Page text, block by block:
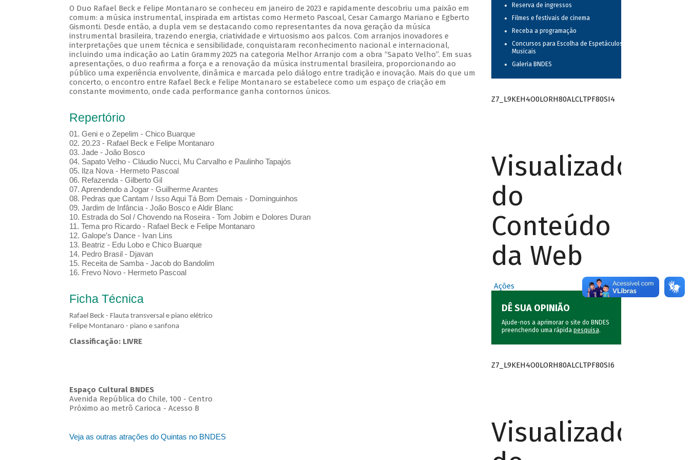
O Duo Rafael Beck e Felipe Montanaro se conheceu em janeiro de 2023 e rapidamente descobriu uma paixão em
comum: a música instrumental, inspirada em artistas como Hermeto Pascoal, Cesar Camargo Mariano e Egberto
Gismonti. Desde então, a dupla vem se destacando como representantes da nova geração da música
instrumental brasileira, trazendo energia, criatividade e virtuosismo aos palcos. Com arranjos inovadores e
interpretações que unem técnica e sensibilidade, conquistaram reconhecimento nacional e internacional,
incluindo uma indicação ao Latin Grammy 2025 na categoria Melhor Arranjo com a obra “Sapato Velho”. Em suas
apresentações, o duo reafirma a força e a renovação da música instrumental brasileira, proporcionando ao
público uma experiência envolvente, dinâmica e marcada pelo diálogo entre tradição e inovação. Mais do que um
concerto, o encontro entre Rafael Beck e Felipe Montanaro se estabelece como um espaço de criação em
constante movimento, onde cada performance ganha contornos únicos.
Repertório
01. Geni e o Zepelim - Chico Buarque
02. 20.23 - Rafael Beck e Felipe Montanaro
03. Jade - João Bosco
04. Sapato Velho - Cláudio Nucci, Mu Carvalho e Paulinho Tapajós
05. Ilza Nova - Hermeto Pascoal
06. Refazenda - Gilberto Gil
07. Aprendendo a Jogar - Guilherme Arantes
08. Pedras que Cantam / Isso Aqui Tá Bom Demais - Dominguinhos
09. Jardim de Infância - João Bosco e Aldir Blanc
10. Estrada do Sol / Chovendo na Roseira - Tom Jobim e Dolores Duran
11. Tema pro Ricardo - Rafael Beck e Felipe Montanaro
12. Galope’s Dance - Ivan Lins
13. Beatriz - Edu Lobo e Chico Buarque
14. Pedro Brasil - Djavan
15. Receita de Samba - Jacob do Bandolim
16. Frevo Novo - Hermeto Pascoal
Ficha Técnica
Rafael Beck - Flauta transversal e piano elétrico
Felipe Montanaro - piano e sanfona
Classificação: LIVRE
Espaço Cultural BNDES
Avenida República do Chile, 100 - Centro
Próximo ao metrô Carioca - Acesso B
Veja as outras atrações do Quintas no BNDES
Reserva de ingressos
Filmes e festivais de cinema
Receba a programação
Concursos para Escolha de Espetáculos
Musicais
Galeria BNDES
Z7_L9KEH4O0LORH80ALCLTPF80SI4
Visualizador
do
Conteúdo
da Web
Ações
DÊ SUA OPINIÃO
Ajude-nos a aprimorar o site do BNDES
preenchendo uma rápida pesquisa.
Z7_L9KEH4O0LORH80ALCLTPF80SI6
Visualizador